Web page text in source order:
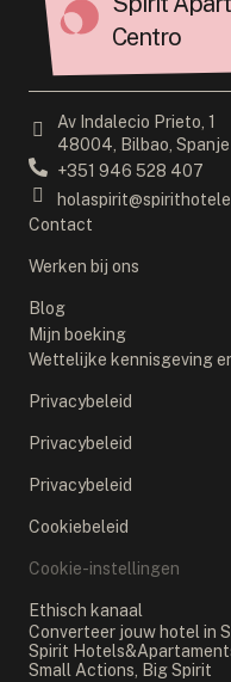
Centro
Av Indalecio Prieto, 1
48004, Bilbao, Spanje
+351 946 528 407
Contact
Werken bij ons
Blog
Mijn boeking
Wettelijke kennisgeving
Privacybeleid
Privacybeleid
Privacybeleid
Cookiebeleid
Cookie-instellingen
Ethisch kanaal
Converteer jouw hotel in
Spirit
Small Actions, Big Spirit